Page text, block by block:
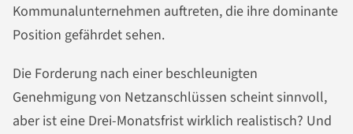
Kommunalunternehmen auftreten, die ihre dominante
Position gefährdet sehen.
Die Forderung nach einer beschleunigten
Genehmigung von Netzanschlüssen scheint sinnvoll,
aber ist eine Drei-Monatsfrist wirklich realistisch? Und